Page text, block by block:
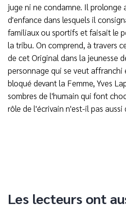
juge ni ne condamne. Il prolonge
d'enfance dans lesquels il
familiaux ou sportifs et faisait le
la tribu. On comprend, à travers
de cet Original dans la jeunesse
personnage qui se veut affranchi
bloqué devant la Femme, Yves
sombres de l'humain qui font
rôle de l'écrivain n'est-il pas aussi
Les lecteurs ont